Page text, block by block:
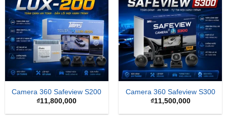
Camera 360 Safeview S200
₫11,800,000
Camera 360 Safeview S300
₫11,500,000